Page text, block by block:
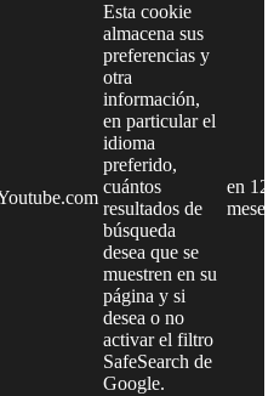
Esta cookie
almacena sus
preferencias y
otra
información,
en particular el
idioma
preferido,
cuántos
resultados de
búsqueda
desea que se
muestren en su
página y si
desea o no
activar el filtro
SafeSearch de
Google.
en 12
meses